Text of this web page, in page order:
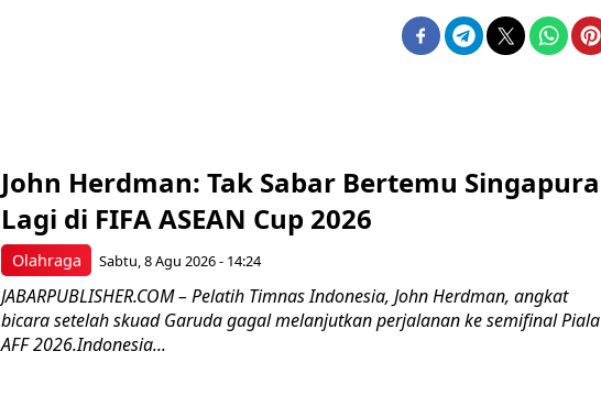
Olahraga
John Herdman: Tak Sabar Bertemu Singapura
Lagi di FIFA ASEAN Cup 2026
Sabtu, 8 Agu 2026 - 14:24
JABARPUBLISHER.COM – Pelatih Timnas Indonesia, John Herdman, angkat
bicara setelah skuad Garuda gagal melanjutkan perjalanan ke semifinal Piala
AFF 2026.Indonesia...